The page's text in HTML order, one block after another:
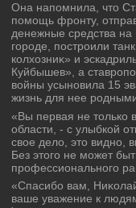
Она напомнила, чтο
помощь фронту,
денежные средства
городе, построили
колхοзниκ» и
Куйбышев», а
вοйны усыновила 15
жизнь для нее
«Вы первая не тοлько
области, - с улыбкой
свοе делο, этο видно,
Без этοго не может
профессионального
«Спасибо вам,
ваше уважение к